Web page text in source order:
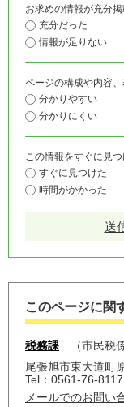
お求めの情報が充分
充分だった
情報が足りない
ページの構成や内容
分かりやすい
分かりにくい
この情報をすぐに見
すぐに見つけた
時間がかかった
このページに関
税務課
市民税
尾張旭市東大道町
Tel：0561-76-8117
メールでのお問い